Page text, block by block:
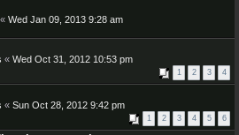
« Wed Jan 09, 2013 9:28 am
« Wed Oct 31, 2012 10:53 pm
1 2 3 4
« Sun Oct 28, 2012 9:42 pm
1 2 3 4 5 6